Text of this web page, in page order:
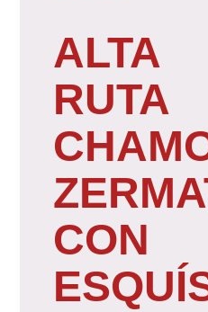
ALTA
RUTA
CON